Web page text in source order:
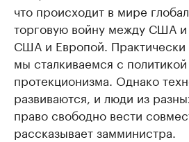
что происходит в мире
торговую войну между США
США и Европой. Практически
мы сталкиваемся с
протекционизма. Однако
развиваются, и люди из
право свободно вести
рассказывает замминистра.